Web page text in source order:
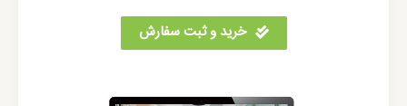
خرید و ثبت سفارش